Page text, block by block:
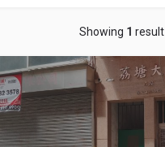
Showing 1 result